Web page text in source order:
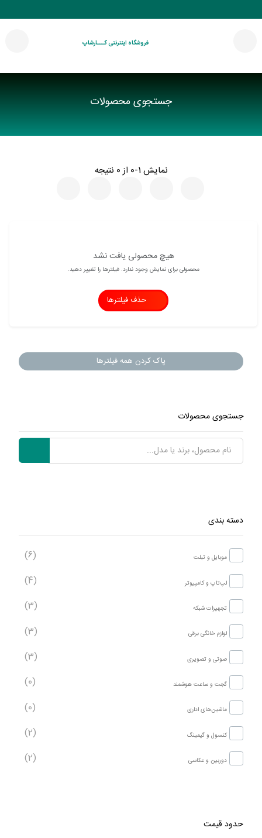
فروشگاه اینترنتی کـــارشاپ
جستجوی محصولات
پاک کردن همه فیلترها
جستجوی محصولات
دسته بندی
موبایل و تبلت (6)
لپ‌تاپ و کامپیوتر (4)
تجهیزات شبکه (3)
لوازم خانگی برقی (3)
صوتی و تصویری (3)
گجت و ساعت هوشمند (0)
ماشین‌های اداری (0)
کنسول و گیمینگ (2)
دوربین و عکاسی (2)
حدود قیمت
نمایش 1-0 از 0 نتیجه
هیچ محصولی یافت نشد
محصولی برای نمایش وجود ندارد. فیلترها را تغییر دهید.
حذف فیلترها